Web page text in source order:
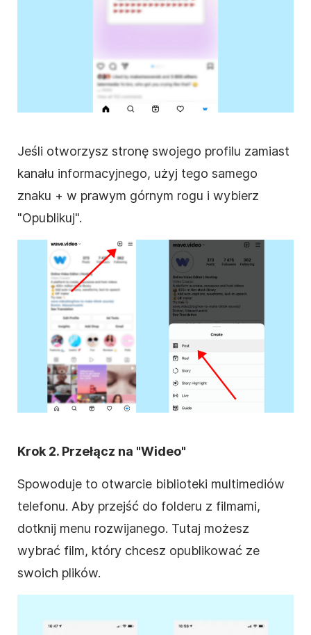
Jeśli otworzysz stronę swojego profilu zamiast
kanału informacyjnego, użyj tego samego
znaku + w prawym górnym rogu i wybierz
"Opublikuj".
Krok 2. Przełącz na "Wideo"
Spowoduje to otwarcie biblioteki multimediów
telefonu. Aby przejść do folderu z filmami,
dotknij menu rozwijanego. Tutaj możesz
wybrać film, który chcesz opublikować ze
swoich plików.